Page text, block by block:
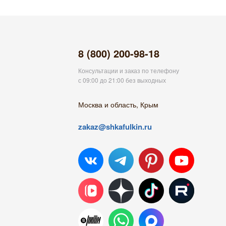
8 (800) 200-98-18
Консультации и заказ по телефону
с 09:00 до 21:00 без выходных
Москва и область, Крым
zakaz@shkafulkin.ru